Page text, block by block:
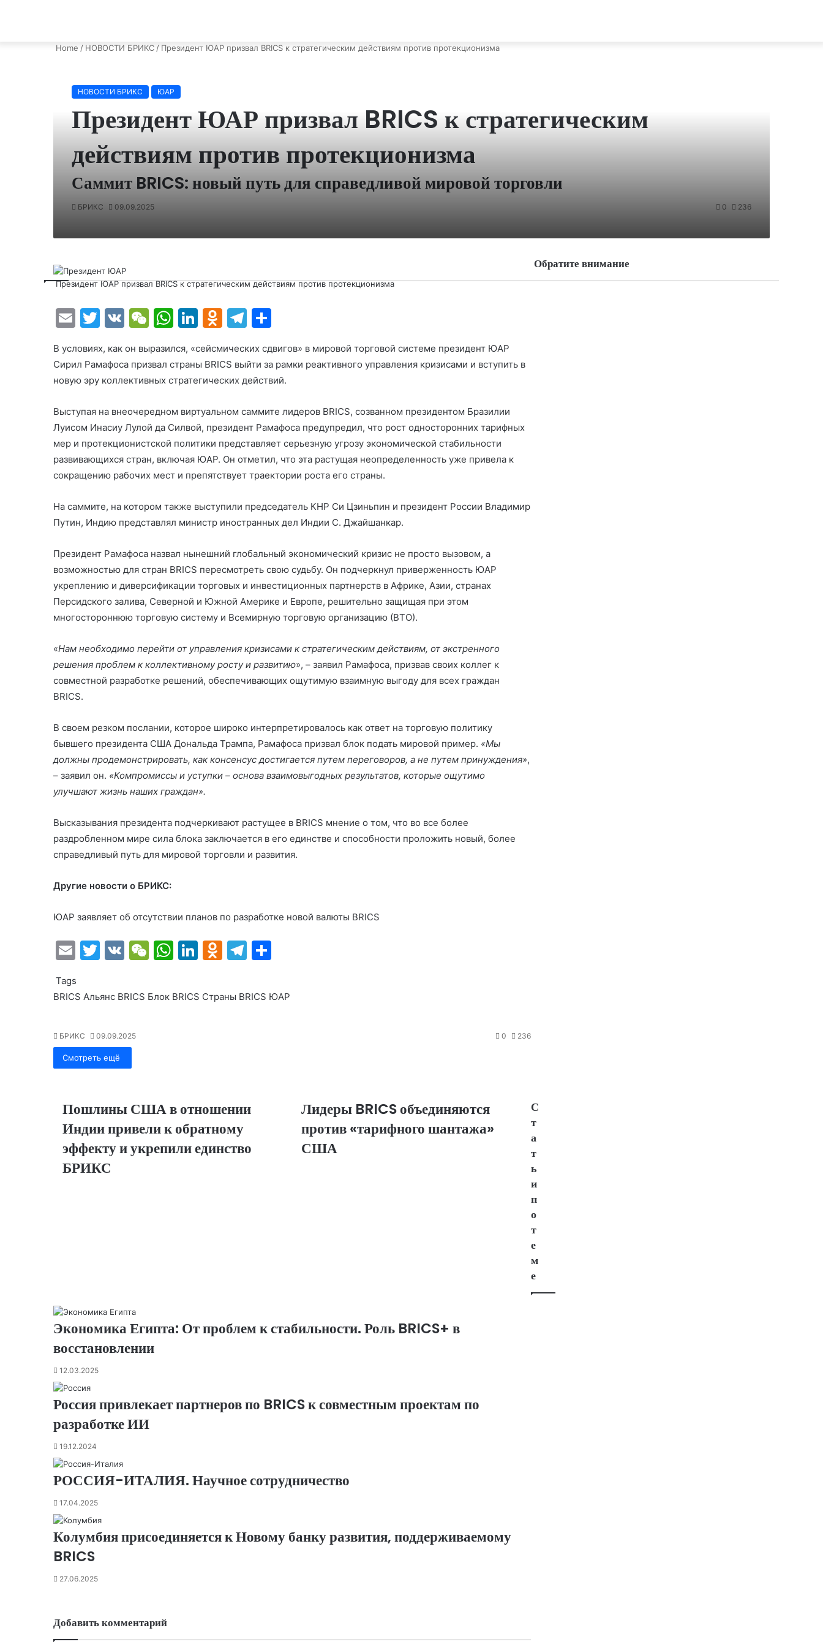
Home / НОВОСТИ БРИКС / Президент ЮАР призвал BRICS к стратегическим действиям против протекционизма
НОВОСТИ БРИКС ЮАР
Президент ЮАР призвал BRICS к стратегическим
действиям против протекционизма
Саммит BRICS: новый путь для справедливой мировой торговли
БРИКС 09.09.2025 0 236
Президент ЮАР призвал BRICS к стратегическим действиям против протекционизма
E
ai
l
T
itt
er
V
W
C
h
W
at
s
p
p
Li
k
e
n
O
n
o
a
s
s
ni
T
e
gr
m
п
р
в
и
т
ь
В условиях, как он выразился, «сейсмических сдвигов» в мировой торговой системе президент ЮАР
Сирил Рамафоса призвал страны BRICS выйти за рамки реактивного управления кризисами и вступить в
новую эру коллективных стратегических действий.
Выступая на внеочередном виртуальном саммите лидеров BRICS, созванном президентом Бразилии
Луисом Инасиу Лулой да Силвой, президент Рамафоса предупредил, что рост односторонних тарифных
мер и протекционистской политики представляет серьезную угрозу экономической стабильности
развивающихся стран, включая ЮАР. Он отметил, что эта растущая неопределенность уже привела к
сокращению рабочих мест и препятствует траектории роста его страны.
На саммите, на котором также выступили председатель КНР Си Цзиньпин и президент России Владимир
Путин, Индию представлял министр иностранных дел Индии С. Джайшанкар.
Президент Рамафоса назвал нынешний глобальный экономический кризис не просто вызовом, а
возможностью для стран BRICS пересмотреть свою судьбу. Он подчеркнул приверженность ЮАР
укреплению и диверсификации торговых и инвестиционных партнерств в Африке, Азии, странах
Персидского залива, Северной и Южной Америке и Европе, решительно защищая при этом
многостороннюю торговую систему и Всемирную торговую организацию (ВТО).
«Нам необходимо перейти от управления кризисами к стратегическим действиям, от экстренного
решения проблем к коллективному росту и развитию», – заявил Рамафоса, призвав своих коллег к
совместной разработке решений, обеспечивающих ощутимую взаимную выгоду для всех граждан
BRICS.
В своем резком послании, которое широко интерпретировалось как ответ на торговую политику
бывшего президента США Дональда Трампа, Рамафоса призвал блок подать мировой пример. «Мы
должны продемонстрировать, как консенсус достигается путем переговоров, а не путем принуждения»,
– заявил он. «Компромиссы и уступки – основа взаимовыгодных результатов, которые ощутимо
улучшают жизнь наших граждан».
Высказывания президента подчеркивают растущее в BRICS мнение о том, что во все более
раздробленном мире сила блока заключается в его единстве и способности проложить новый, более
справедливый путь для мировой торговли и развития.
Другие новости о БРИКС:
ЮАР заявляет об отсутствии планов по разработке новой валюты BRICS
E
ai
l
T
itt
er
V
W
C
W
at
Li
k
O
n
ni
ki
T
e
gr
п
Tags
BRICS Альянс BRICS Блок BRICS Страны BRICS ЮАР
БРИКС 09.09.2025 0 236
Смотреть ещё
Пошлины США в отношении
Индии привели к обратному
эффекту и укрепили единство
БРИКС
Лидеры BRICS объединяются
против «тарифного шантажа»
США
С
т
а
т
ь
и
п
о
т
е
м
е
Экономика Египта: От проблем к стабильности. Роль BRICS+ в
восстановлении
12.03.2025
Россия привлекает партнеров по BRICS к совместным проектам по
разработке ИИ
19.12.2024
РОССИЯ-ИТАЛИЯ. Научное сотрудничество
17.04.2025
Колумбия присоединяется к Новому банку развития, поддерживаемому
BRICS
27.06.2025
Добавить комментарий
Обратите внимание